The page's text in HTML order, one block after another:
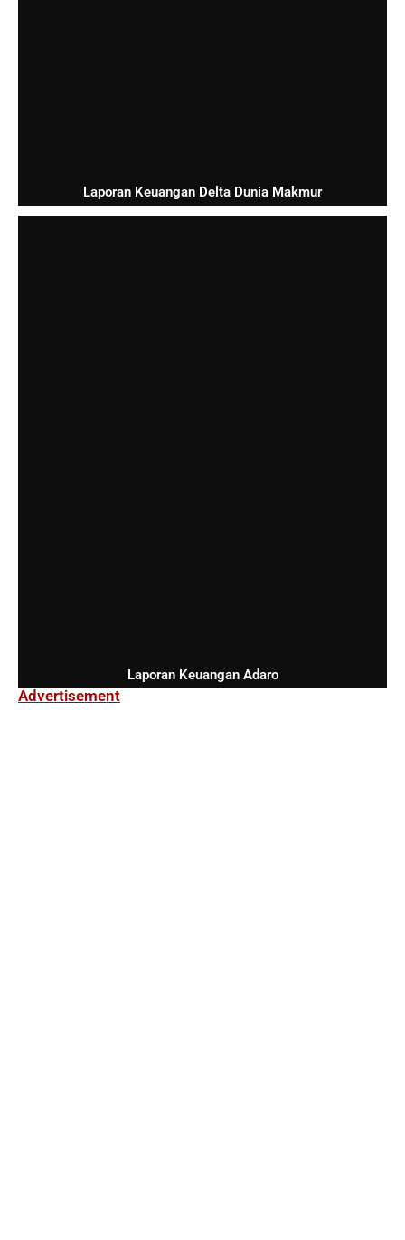
Laporan Keuangan Delta Dunia Makmur
Laporan Keuangan Adaro
Advertisement